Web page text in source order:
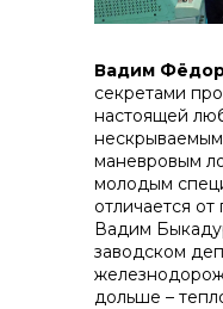
Вадим
секретами
настоящей
маневровым
молодым
отличается
Вадим
заводском
дольше –